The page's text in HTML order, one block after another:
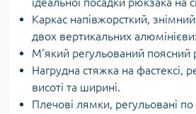
Каркас напівжорсткий,
двох вертикальних
М'який регульований поясний
Нагрудна стяжка на фастексі,
висоті та ширині.
Плечові лямки, регульовані